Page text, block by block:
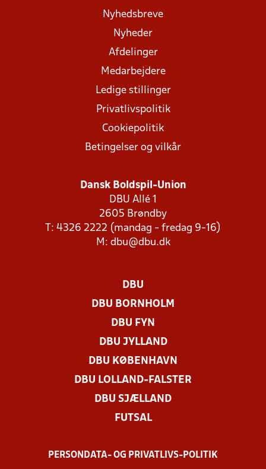
Nyhedsbreve
Nyheder
Afdelinger
Medarbejdere
Ledige stillinger
Privatlivspolitik
Cookiepolitik
Betingelser og vilkår
Dansk Boldspil-Union
DBU Allé 1
2605 Brøndby
T: 4326 2222 (mandag - fredag 9-16)
M: dbu@dbu.dk
DBU
DBU BORNHOLM
DBU FYN
DBU JYLLAND
DBU KØBENHAVN
DBU LOLLAND-FALSTER
DBU SJÆLLAND
FUTSAL
PERSONDATA- OG PRIVATLIVS-POLITIK